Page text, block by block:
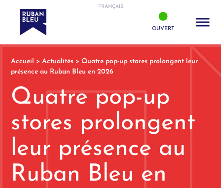
FRANÇAIS
OUVERT
Accueil >Actualités >Quatre pop-up stores prolongent leur
présence au Ruban Bleu en 2026
Quatre pop-up
stores prolongent
leur présence au
Ruban Bleu en